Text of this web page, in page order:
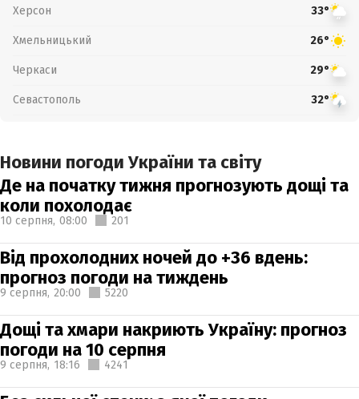
Херсон 33°
Хмельницький 26°
Черкаси 29°
Севастополь 32°
Новини погоди України та світу
Де на початку тижня прогнозують дощі та
коли похолодає
10 серпня, 08:00 201
Від прохолодних ночей до +36 вдень:
прогноз погоди на тиждень
9 серпня, 20:00 5220
Дощі та хмари накриють Україну: прогноз
погоди на 10 серпня
9 серпня, 18:16 4241